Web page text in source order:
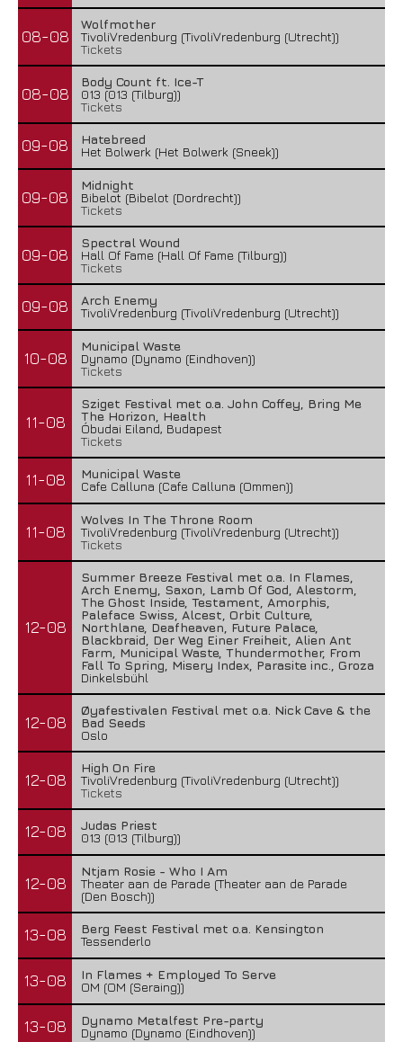
08-08
Wolfmother
TivoliVredenburg (TivoliVredenburg (Utrecht))
Tickets
08-08
Body Count ft. Ice-T
013 (013 (Tilburg))
Tickets
09-08
Hatebreed
Het Bolwerk (Het Bolwerk (Sneek))
09-08
Midnight
Bibelot (Bibelot (Dordrecht))
Tickets
09-08
Spectral Wound
Hall Of Fame (Hall Of Fame (Tilburg))
Tickets
09-08
Arch Enemy
TivoliVredenburg (TivoliVredenburg (Utrecht))
10-08
Municipal Waste
Dynamo (Dynamo (Eindhoven))
Tickets
11-08
Sziget Festival met o.a. John Coffey, Bring Me
The Horizon, Health
Óbudai Eiland, Budapest
Tickets
11-08
Municipal Waste
Cafe Calluna (Cafe Calluna (Ommen))
11-08
Wolves In The Throne Room
TivoliVredenburg (TivoliVredenburg (Utrecht))
Tickets
12-08
Summer Breeze Festival met o.a. In Flames,
Arch Enemy, Saxon, Lamb Of God, Alestorm,
The Ghost Inside, Testament, Amorphis,
Paleface Swiss, Alcest, Orbit Culture,
Northlane, Deafheaven, Future Palace,
Blackbraid, Der Weg Einer Freiheit, Alien Ant
Farm, Municipal Waste, Thundermother, From
Fall To Spring, Misery Index, Parasite inc., Groza
Dinkelsbühl
12-08
Øyafestivalen Festival met o.a. Nick Cave & the
Bad Seeds
Oslo
12-08
High On Fire
TivoliVredenburg (TivoliVredenburg (Utrecht))
Tickets
12-08
Judas Priest
013 (013 (Tilburg))
12-08
Ntjam Rosie - Who I Am
Theater aan de Parade (Theater aan de Parade
(Den Bosch))
13-08
Berg Feest Festival met o.a. Kensington
Tessenderlo
13-08
In Flames + Employed To Serve
OM (OM (Seraing))
13-08
Dynamo Metalfest Pre-party
Dynamo (Dynamo (Eindhoven))